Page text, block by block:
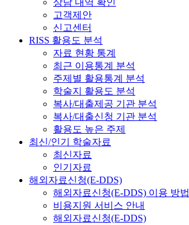
상담 내역 확인
고객제안
신고센터
RISS 활용도 분석
자료 현황 통계
최근 이용통계 분석
주제별 활용통계 분석
학술지 활용도 분석
복사/대출제공 기관 분석
복사/대출신청 기관 분석
활용도 높은 주제
최신/인기 학술자료
최신자료
인기자료
해외자료신청(E-DDS)
해외자료신청(E-DDS) 이용 방법
비용지원 서비스 안내
해외자료신청(E-DDS)